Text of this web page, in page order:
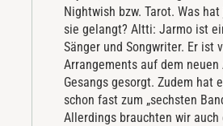
Nightwish bzw. Tarot. Was
sie gelangt? Altti: Jarmo ist
Sänger und Songwriter. Er ist
Arrangements auf dem
Gesangs gesorgt. Zudem hat
schon fast zum „sechsten
Allerdings brauchten wir